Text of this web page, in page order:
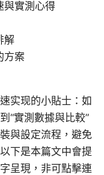
與實測心得
解
方案
实现的小貼士：如
“實測數據與比較”
與設定流程，避免
下是本篇文中會提
呈現，非可點擊連